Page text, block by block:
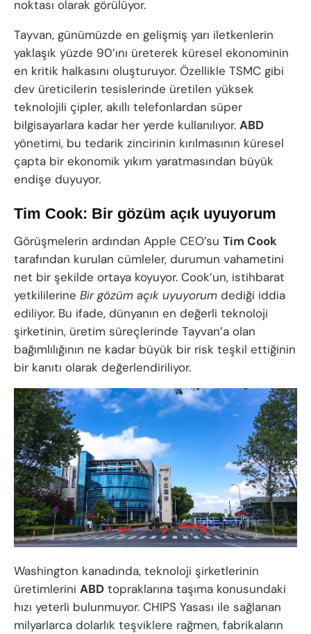
noktası olarak görülüyor.
Tayvan, günümüzde en gelişmiş yarı iletkenlerin
yaklaşık yüzde 90’ını üreterek küresel ekonominin
en kritik halkasını oluşturuyor. Özellikle TSMC gibi
dev üreticilerin tesislerinde üretilen yüksek
teknolojili çipler, akıllı telefonlardan süper
bilgisayarlara kadar her yerde kullanılıyor. ABD
yönetimi, bu tedarik zincirinin kırılmasının küresel
çapta bir ekonomik yıkım yaratmasından büyük
endişe duyuyor.
Tim Cook: Bir gözüm açık uyuyorum
Görüşmelerin ardından Apple CEO’su Tim Cook
tarafından kurulan cümleler, durumun vahametini
net bir şekilde ortaya koyuyor. Cook’un, istihbarat
yetkililerine Bir gözüm açık uyuyorum dediği iddia
ediliyor. Bu ifade, dünyanın en değerli teknoloji
şirketinin, üretim süreçlerinde Tayvan’a olan
bağımlılığının ne kadar büyük bir risk teşkil ettiğinin
bir kanıtı olarak değerlendiriliyor.
Washington kanadında, teknoloji şirketlerinin
üretimlerini ABD topraklarına taşıma konusundaki
hızı yeterli bulunmuyor. CHIPS Yasası ile sağlanan
milyarlarca dolarlık teşviklere rağmen, fabrikaların